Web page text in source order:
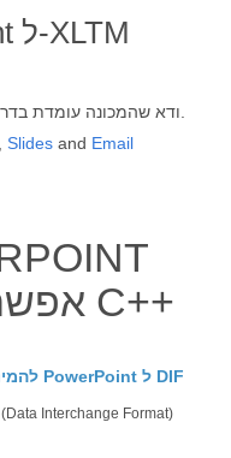
Slides and Email
אפשרויות המרה עם C++
להמיר PowerPoint ל DIF
(Data Interchange Format)